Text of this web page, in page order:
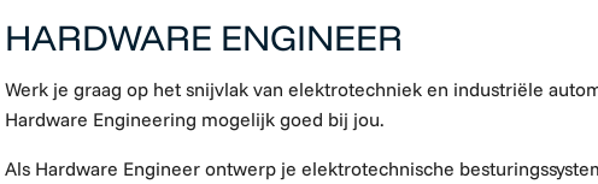
HARDWARE ENGINEER
Werk je graag op het snijvlak van elektrotechniek en industriële
Hardware Engineering mogelijk goed bij jou.
Als Hardware Engineer ontwerp je elektrotechnische